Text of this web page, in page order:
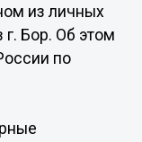
из личных
Бор. Об этом
по